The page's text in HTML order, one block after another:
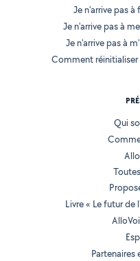
Je n'arrive pas
Je n'arrive pas à
Je n'arrive pas à
Comment
Qui
Livre « Le futur